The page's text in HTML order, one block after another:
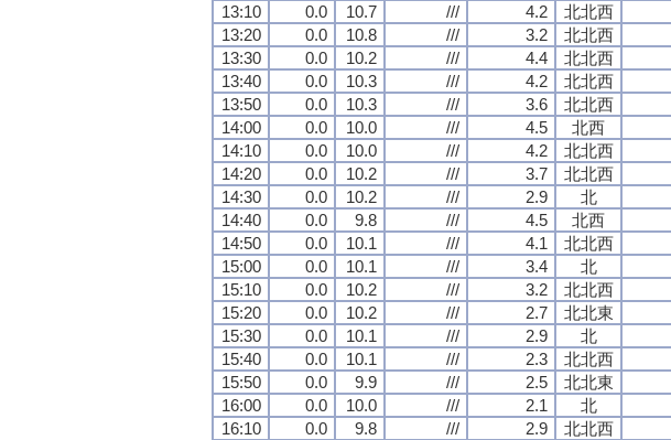
13:10
0.0 10.7 /// 4.2 北北西
13:20
0.0 10.8 /// 3.2 北北西
13:30
0.0 10.2 /// 4.4 北北西
13:40
0.0 10.3 /// 4.2 北北西
13:50
0.0 10.3 /// 3.6 北北西
14:00
0.0 10.0 /// 4.5 北西
14:10
0.0 10.0 /// 4.2 北北西
14:20
0.0 10.2 /// 3.7 北北西
14:30
0.0 10.2 /// 2.9 北
14:40
0.0 9.8 /// 4.5 北西
14:50
0.0 10.1 /// 4.1 北北西
15:00
0.0 10.1 /// 3.4 北
15:10
0.0 10.2 /// 3.2 北北西
15:20
0.0 10.2 /// 2.7 北北東
15:30
0.0 10.1 /// 2.9 北
15:40
0.0 10.1 /// 2.3 北北西
15:50
0.0 9.9 /// 2.5 北北東
16:00
0.0 10.0 /// 2.1 北
16:10
0.0 9.8 /// 2.9 北北西